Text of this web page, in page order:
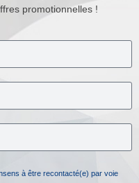
promotionnelles !
à être recontacté(e) par voie